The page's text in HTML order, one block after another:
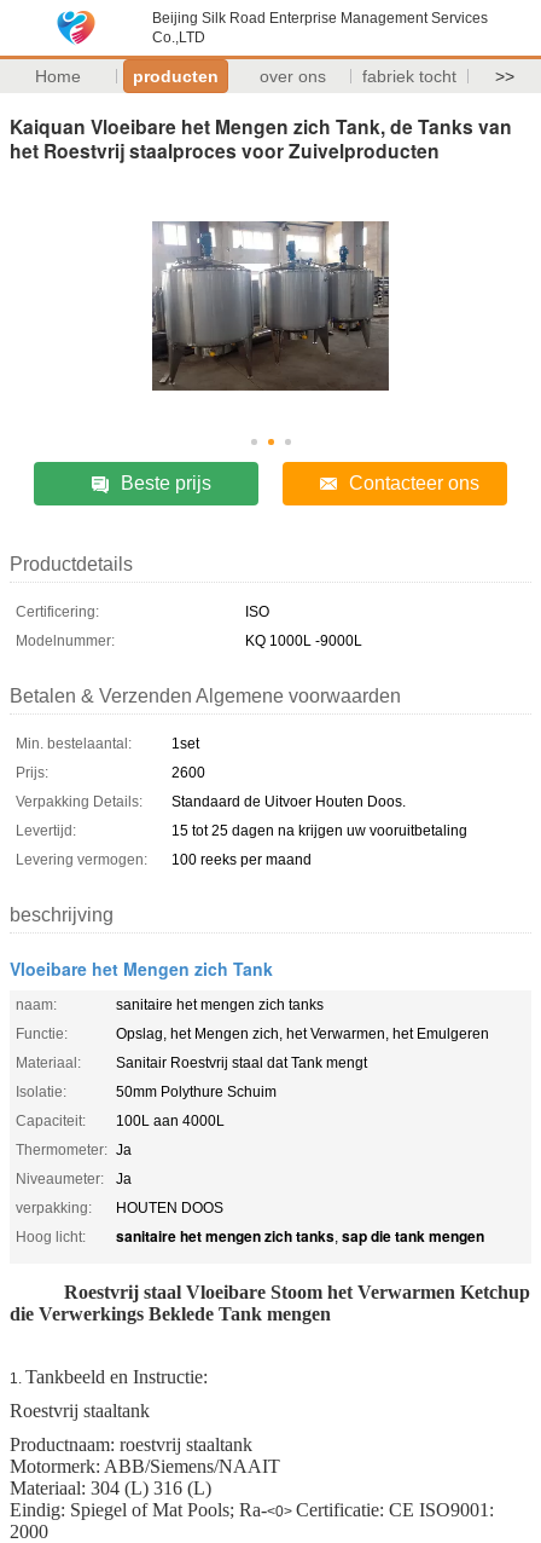
Beijing Silk Road Enterprise Management Services
Co.,LTD
Home producten over ons fabriek tocht >>
Kaiquan Vloeibare het Mengen zich Tank, de Tanks van
het Roestvrij staalproces voor Zuivelproducten
Beste prijs Contacteer ons
Productdetails
Certificering:
ISO
Modelnummer:
KQ 1000L -9000L
Betalen & Verzenden Algemene voorwaarden
Min. bestelaantal:
1set
Prijs:
2600
Verpakking Details:
Standaard de Uitvoer Houten Doos.
Levertijd:
15 tot 25 dagen na krijgen uw vooruitbetaling
Levering vermogen:
100 reeks per maand
beschrijving
Vloeibare het Mengen zich Tank
naam:
sanitaire het mengen zich tanks
Functie:
Opslag, het Mengen zich, het Verwarmen, het Emulgeren
Materiaal:
Sanitair Roestvrij staal dat Tank mengt
Isolatie:
50mm Polythure Schuim
Capaciteit:
100L aan 4000L
Thermometer: Ja
Niveaumeter:
Ja
verpakking:
HOUTEN DOOS
Hoog licht:
sanitaire het mengen zich tanks, sap die tank mengen
Roestvrij staal Vloeibare Stoom het Verwarmen Ketchup
die Verwerkings Beklede Tank mengen
1. Tankbeeld en Instructie:
Roestvrij staaltank
Productnaam: roestvrij staaltank
Motormerk: ABB/Siemens/NAAIT
Materiaal: 304 (L) 316 (L)
Eindig: Spiegel of Mat Pools; Ra-<0> Certificatie: CE ISO9001:
2000